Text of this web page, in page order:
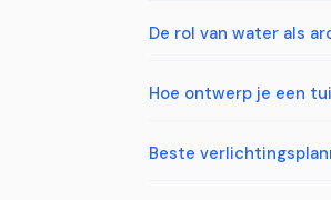
De rol van water als
Hoe ontwerp je een
Beste